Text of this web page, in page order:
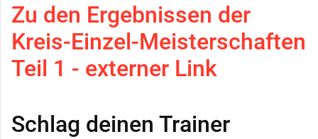
Zu den Ergebnissen der
Kreis-Einzel-Meisterschaften
Teil 1 - externer Link
Schlag deinen Trainer